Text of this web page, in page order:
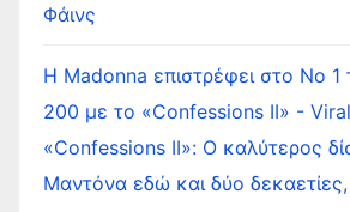
Φάινς
Η Madonna επιστρέφει στο Νο 1
200 με το «Confessions II» -
«Confessions II»: Ο καλύτερος
Μαντόνα εδώ και δύο